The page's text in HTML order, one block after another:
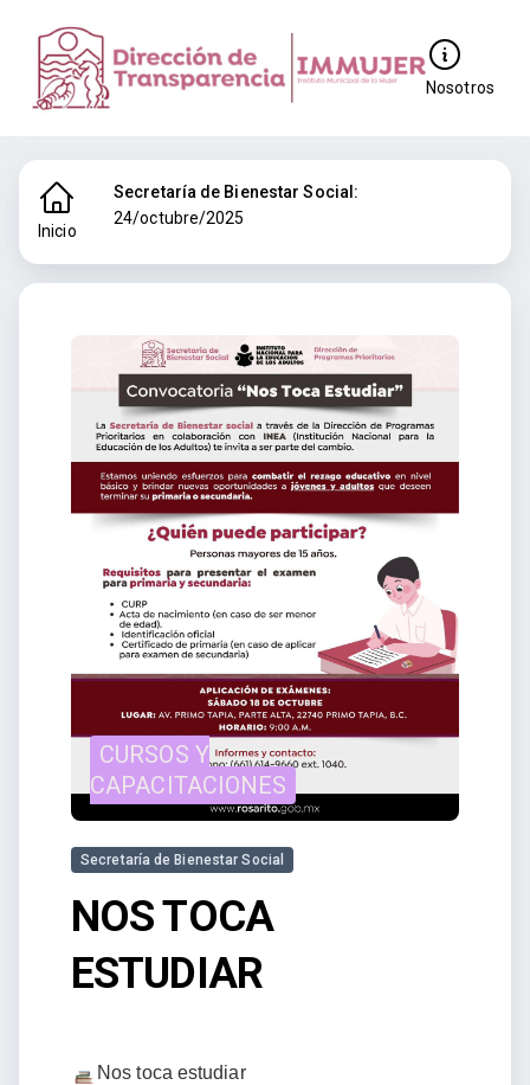
Nosotros
Inicio
Secretaría de Bienestar Social:
24/octubre/2025
CURSOS Y
CAPACITACIONES
Secretaría de Bienestar Social
NOS TOCA
ESTUDIAR
Nos toca estudiar